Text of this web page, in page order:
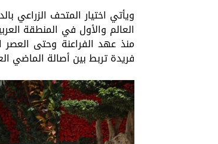
ويأتي اختيار المتحف
العالم والأول في المنطقة
منذ عهد الفراعنة وحتى
فريدة تربط بين أصالة الماضي